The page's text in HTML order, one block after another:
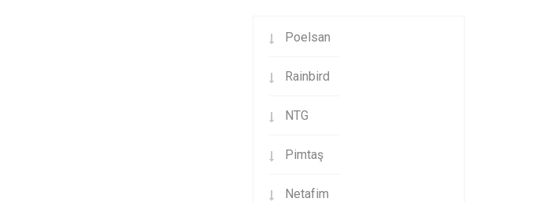
Poelsan
Rainbird
NTG
Pimtaş
Netafim